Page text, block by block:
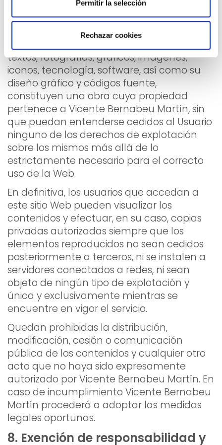
Permitir la selección
Rechazar cookies
7. Propiedad Industrial y
propiedad intelectual
textos, fotografías, gráficos, imágenes,
iconos, tecnología, software, así como su
diseño gráfico y códigos fuente,
constituyen una obra cuya propiedad
pertenece a Vicente Bernabeu Martín, sin
que puedan entenderse cedidos al Usuario
ninguno de los derechos de explotación
sobre los mismos más allá de lo
estrictamente necesario para el correcto
uso de la Web.
En definitiva, los usuarios que accedan a
este sitio Web pueden visualizar los
contenidos y efectuar, en su caso, copias
privadas autorizadas siempre que los
elementos reproducidos no sean cedidos
posteriormente a terceros, ni se instalen a
servidores conectados a redes, ni sean
objeto de ningún tipo de explotación y
única y exclusivamente mientras se
encuentre en vigor el servicio.
Quedan prohibidas la distribución,
modificación, cesión o comunicación
pública de los contenidos y cualquier otro
acto que no haya sido expresamente
autorizado por Vicente Bernabeu Martín. En
caso de incumplimiento Vicente Bernabeu
Martín procederá a adoptar las medidas
legales oportunas.
8. Exención de responsabilidad y